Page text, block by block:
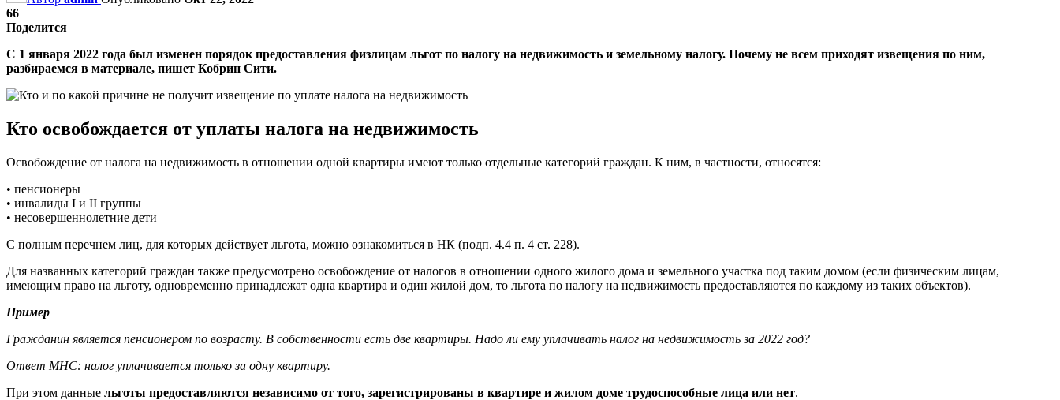
66
Поделится
С 1 января 2022 года был изменен порядок предоставления физлицам льгот по налогу на недвижимость и земельному налогу. Почему не всем приходят извещения по ним,
разбираемся в материале, пишет Кобрин Сити.
Кто освобождается от уплаты налога на недвижимость
Освобождение от налога на недвижимость в отношении одной квартиры имеют только отдельные категорий граждан. К ним, в частности, относятся:
• пенсионеры
• инвалиды I и II группы
• несовершеннолетние дети
С полным перечнем лиц, для которых действует льгота, можно ознакомиться в НК (подп. 4.4 п. 4 ст. 228).
Для названных категорий граждан также предусмотрено освобождение от налогов в отношении одного жилого дома и земельного участка под таким домом (если физическим лицам,
имеющим право на льготу, одновременно принадлежат одна квартира и один жилой дом, то льгота по налогу на недвижимость предоставляются по каждому из таких объектов).
Пример
Гражданин является пенсионером по возрасту. В собственности есть две квартиры. Надо ли ему уплачивать налог на недвижимость за 2022 год?
Ответ МНС: налог уплачивается только за одну квартиру.
При этом данные льготы предоставляются независимо от того, зарегистрированы в квартире и жилом доме трудоспособные лица или нет.